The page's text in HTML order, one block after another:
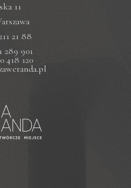
11
21 88
289 901
418 120